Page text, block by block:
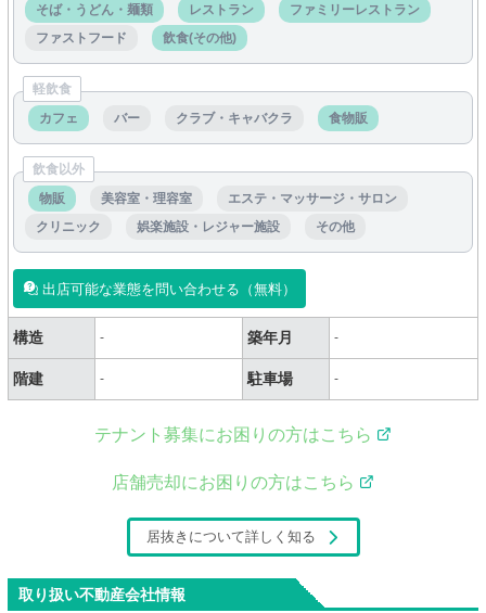
そば・うどん・麺類 レストラン
ファミリーレストラン
ファストフード
飲食(その他)
軽飲食
カフェ
バー クラブ・キャバクラ 食物販
飲食以外
物販
美容室・理容室
エステ・マッサージ・サロン
クリニック
娯楽施設・レジャー施設 その他
出店可能な業態を問い合わせる（無料）
構造 - 築年月 -
階建 - 駐車場 -
テナント募集にお困りの方はこちら
店舗売却にお困りの方はこちら
居抜きについて詳しく知る
取り扱い不動産会社情報